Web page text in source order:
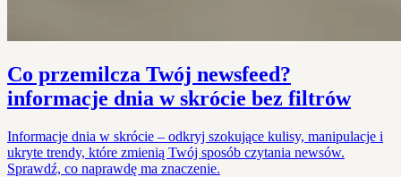
Co przemilcza Twój newsfeed?
informacje dnia w skrócie bez filtrów
Informacje dnia w skrócie – odkryj szokujące kulisy, manipulacje i
ukryte trendy, które zmienią Twój sposób czytania newsów.
Sprawdź, co naprawdę ma znaczenie.